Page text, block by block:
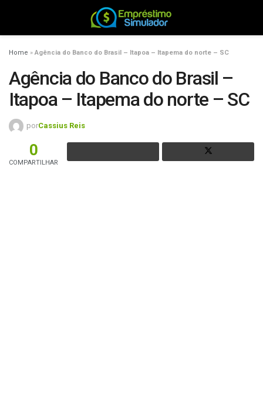
Home » Agência do Banco do Brasil – Itapoa – Itapema do norte – SC
Agência do Banco do Brasil –
Itapoa – Itapema do norte – SC
porCassius Reis
0
COMPARTILHAR